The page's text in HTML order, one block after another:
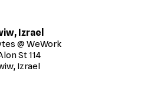
Izrael
@ WeWork
St 114
Izrael